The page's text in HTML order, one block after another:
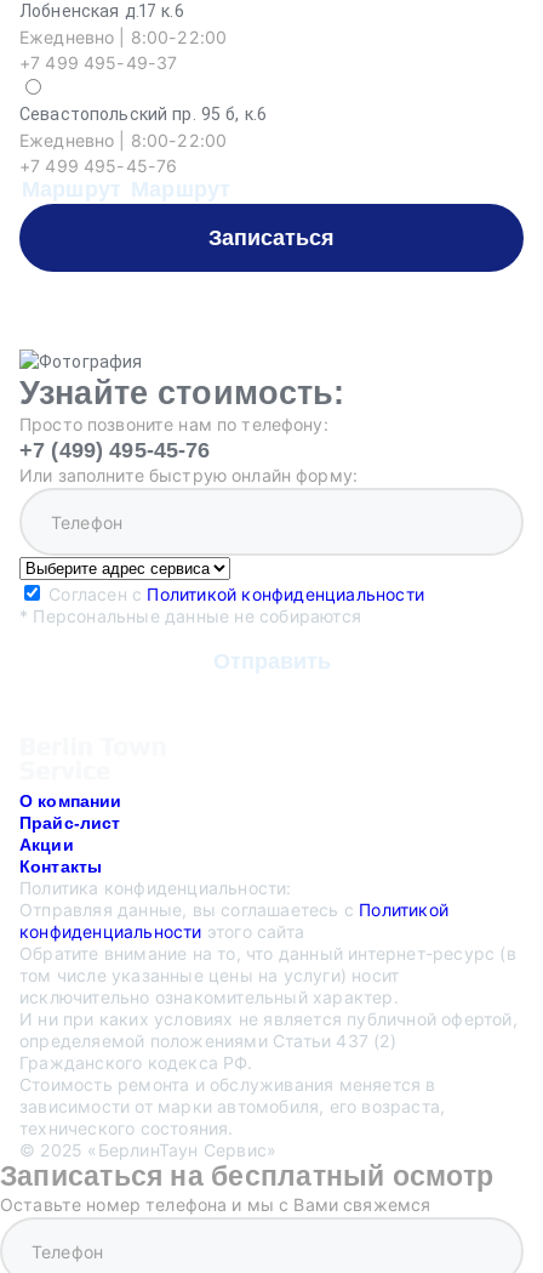
Лобненская д.17 к.6
Ежедневно | 8:00-22:00
+7 499 495-49-37
Севастопольский пр. 95 б, к.6
Ежедневно | 8:00-22:00
+7 499 495-45-76
Маршрут Маршрут
Записаться
Узнайте стоимость:
Просто позвоните нам по телефону:
+7 (499) 495-45-76
Или заполните быструю онлайн форму:
Согласен с Политикой конфиденциальности
* Персональные данные не собираются
О компании
Прайс-лист
Акции
Контакты
Политика конфиденциальности:
Отправляя данные, вы соглашаетесь с Политикой
конфиденциальности этого сайта
Обратите внимание на то, что данный интернет-ресурс (в
том числе указанные цены на услуги) носит
исключительно ознакомительный характер.
И ни при каких условиях не является публичной офертой,
определяемой положениями Статьи 437 (2)
Гражданского кодекса РФ.
Стоимость ремонта и обслуживания меняется в
зависимости от марки автомобиля, его возраста,
технического состояния.
© 2025 «БерлинТаун Сервис»
Записаться на бесплатный осмотр
Оставьте номер телефона и мы с Вами свяжемся